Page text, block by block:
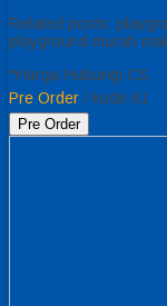
Related posts:
playground murah
*Harga Hubungi CS
Pre Order / kode 61
Pre Order